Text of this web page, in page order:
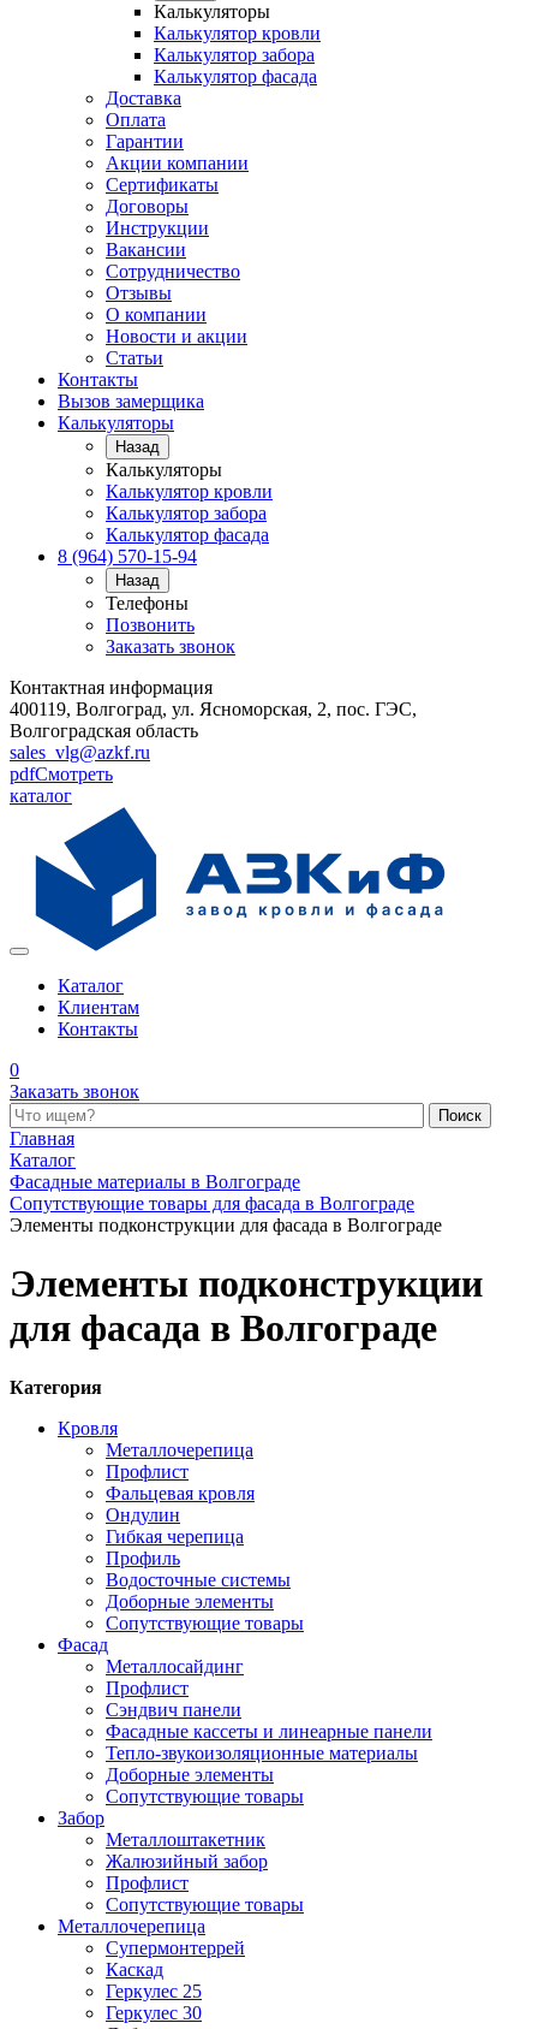
Калькуляторы
Калькулятор кровли
Калькулятор забора
Калькулятор фасада
Доставка
Оплата
Гарантии
Акции компании
Сертификаты
Договоры
Инструкции
Вакансии
Сотрудничество
Отзывы
О компании
Новости и акции
Статьи
Контакты
Вызов замерщика
Калькуляторы
Назад
Калькуляторы
Калькулятор кровли
Калькулятор забора
Калькулятор фасада
8 (964) 570-15-94
Назад
Телефоны
Позвонить
Заказать звонок
Контактная информация
400119, Волгоград, ул. Ясноморская, 2, пос. ГЭС,
Волгоградская область
sales_vlg@azkf.ru
pdfСмотреть
каталог
Каталог
Клиентам
Контакты
0
Заказать звонок
Поиск по каталогу
Главная
Каталог
Фасадные материалы в Волгограде
Сопутствующие товары для фасада в Волгограде
Элементы подконструкции для фасада в Волгограде
Элементы подконструкции
для фасада в Волгограде
Категория
Кровля
Металлочерепица
Профлист
Фальцевая кровля
Ондулин
Гибкая черепица
Профиль
Водосточные системы
Доборные элементы
Сопутствующие товары
Фасад
Металлосайдинг
Профлист
Сэндвич панели
Фасадные кассеты и линеарные панели
Тепло-звукоизоляционные материалы
Доборные элементы
Сопутствующие товары
Забор
Металлоштакетник
Жалюзийный забор
Профлист
Сопутствующие товары
Металлочерепица
Супермонтеррей
Каскад
Геркулес 25
Геркулес 30